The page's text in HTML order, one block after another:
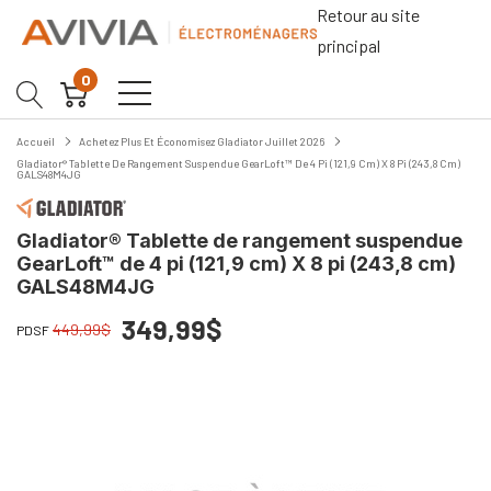
Retour au site
principal
0
Accueil
Achetez Plus Et Économisez Gladiator Juillet 2026
Gladiator® Tablette De Rangement Suspendue GearLoft™ De 4 Pi (121,9 Cm) X 8 Pi (243,8 Cm)
GALS48M4JG
Gladiator® Tablette de rangement suspendue
GearLoft™ de 4 pi (121,9 cm) X 8 pi (243,8 cm)
GALS48M4JG
PDSF 449,99$ 349,99$